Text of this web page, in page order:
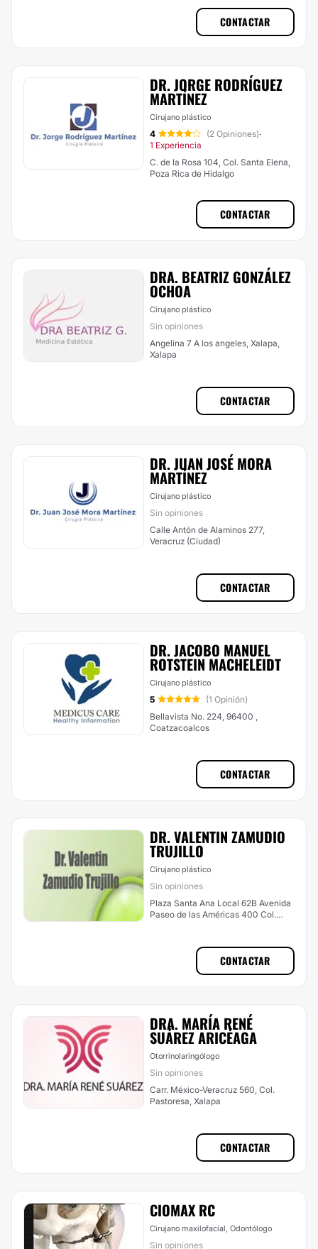
CONTACTAR
DR. JORGE RODRÍGUEZ
MARTÍNEZ
Cirujano plástico
4 (2 Opiniones)·
1 Experiencia
C. de la Rosa 104, Col. Santa Elena,
Poza Rica de Hidalgo
CONTACTAR
DRA. BEATRIZ GONZÁLEZ
OCHOA
Cirujano plástico
Sin opiniones
Angelina 7 A los angeles, Xalapa,
Xalapa
CONTACTAR
DR. JUAN JOSÉ MORA
MARTÍNEZ
Cirujano plástico
Sin opiniones
Calle Antón de Alaminos 277,
Veracruz (Ciudad)
CONTACTAR
DR. JACOBO MANUEL
ROTSTEIN MACHELEIDT
Cirujano plástico
5
(1 Opinión)
Bellavista No. 224, 96400 ,
Coatzacoalcos
CONTACTAR
DR. VALENTIN ZAMUDIO
TRUJILLO
Cirujano plástico
Sin opiniones
Plaza Santa Ana Local 62B Avenida
Paseo de las Américas 400 Col.
CONTACTAR
​DRA. MARÍA RENÉ
SUÁREZ ARICÉAGA
Otorrinolaringólogo
Sin opiniones
Carr. México-Veracruz 560, Col.
Pastoresa, Xalapa
CONTACTAR
CIOMAX RC
Cirujano maxilofacial, Odontólogo
Sin opiniones